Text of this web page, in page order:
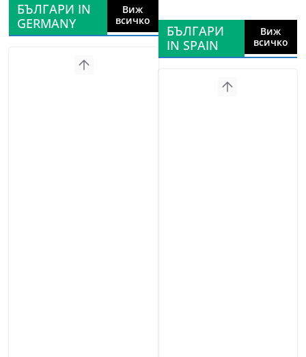
БЪЛГАРИ IN
GERMANY
Виж
всичко
БЪЛГАРИ
IN SPAIN
Виж
всичко